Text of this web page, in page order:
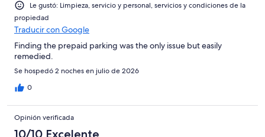
Le gustó: Limpieza, servicio y personal, servicios y condiciones de la
propiedad
Traducir con Google
Finding the prepaid parking was the only issue but easily
remedied.
Se hospedó 2 noches en julio de 2026
0
Opinión verificada